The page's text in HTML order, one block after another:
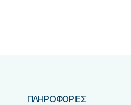
ΠΛΗΡΟΦΟΡΙΕΣ